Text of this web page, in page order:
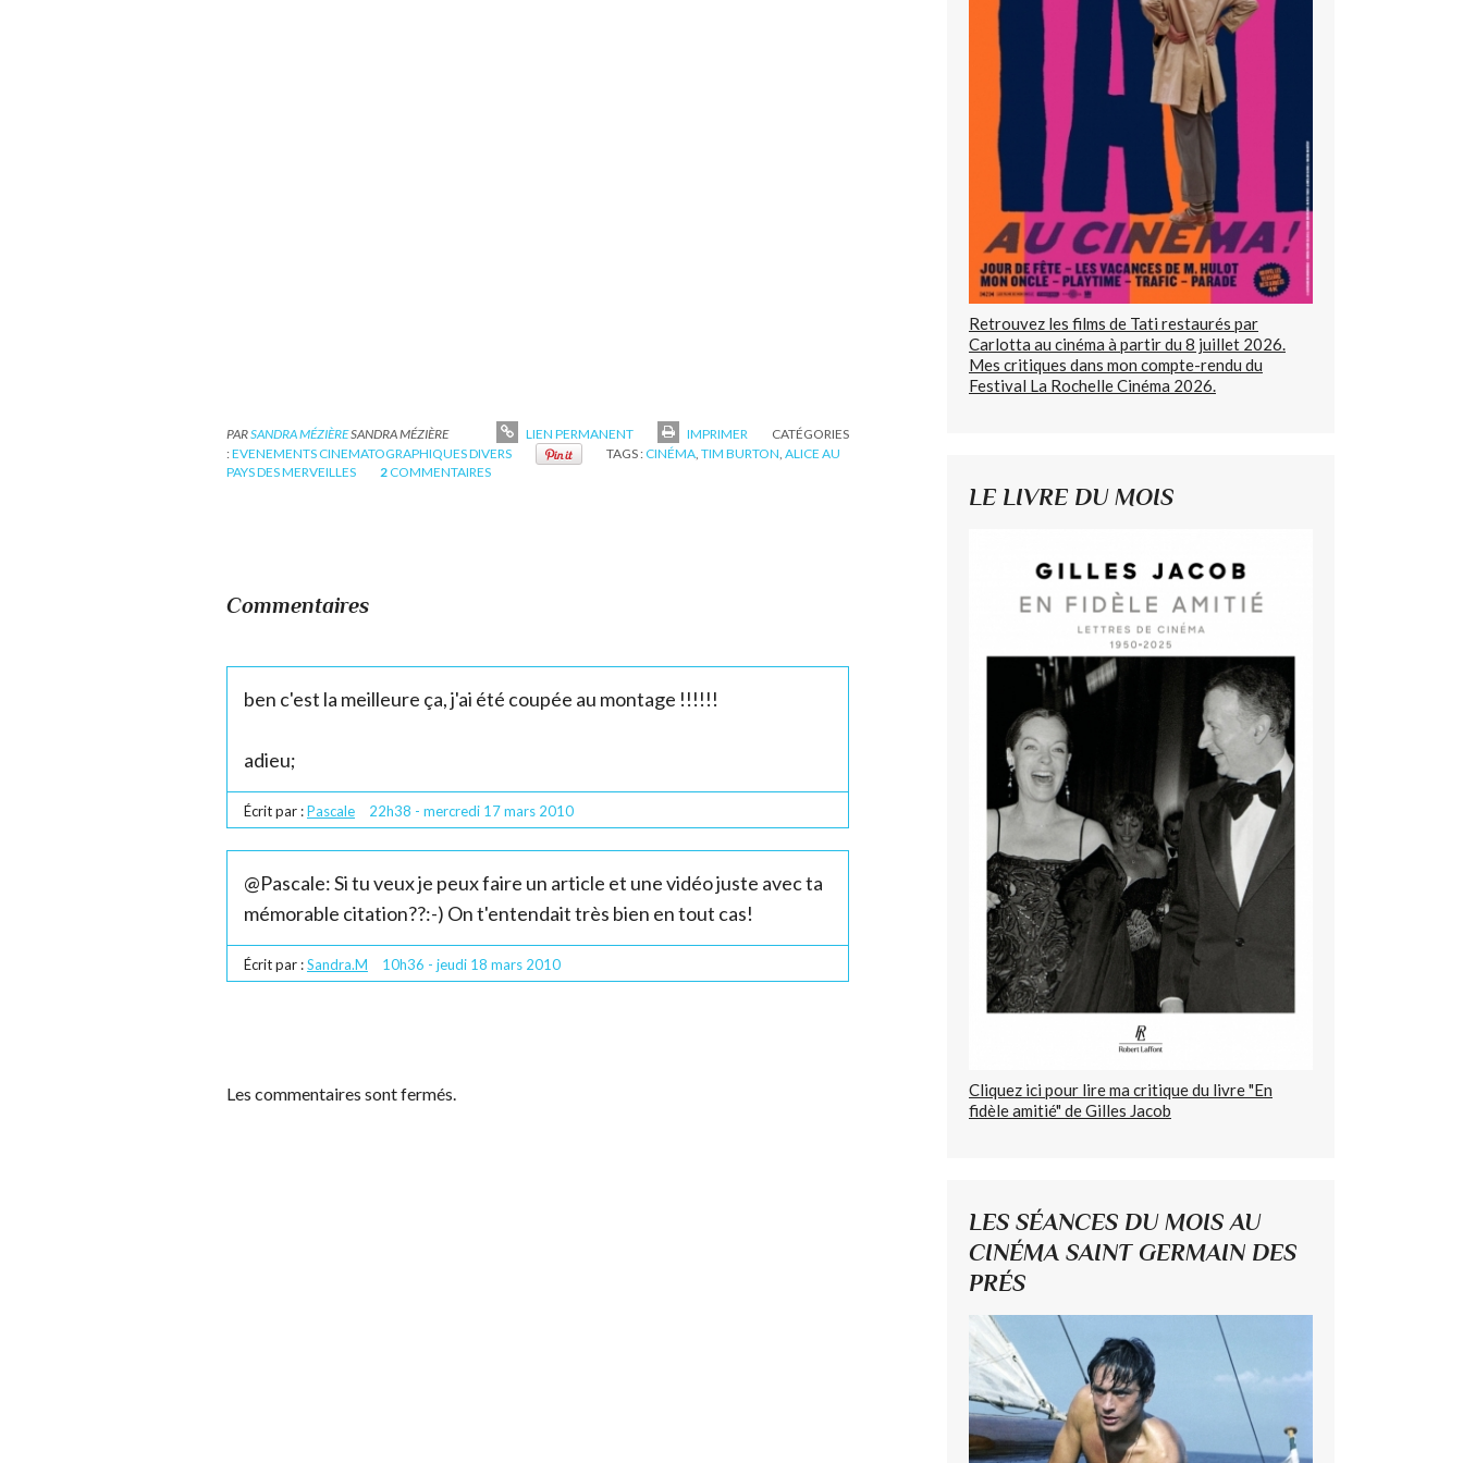
PARSANDRA MÉZIÈRESANDRA MÉZIÈRE LIEN PERMANENT IMPRIMER
CATÉGORIES
:EVENEMENTS CINEMATOGRAPHIQUES DIVERS TAGS : CINÉMA TIM BURTON ALICE AU
PAYS DES MERVEILLES
2 COMMENTAIRES
Commentaires
ben c'est la meilleure ça, j'ai été coupée au montage !!!!!!
adieu;
Écrit par :Pascale 22h38 - mercredi 17mars 2010
@Pascale: Si tu veux je peux faire un article et une vidéo juste avec ta
mémorable citation??:-) On t'entendait très bien en tout cas!
Écrit par :Sandra.M 10h36 - jeudi 18 mars 2010
Les commentaires sont fermés.
Retrouvez les films de Tati restaurés par
Carlotta au cinéma à partir du 8 juillet 2026.
Mes critiques dans mon compte-rendu du
Festival La Rochelle Cinéma 2026.
LE LIVRE DU MOIS
Cliquez ici pour lire ma critique du livre "En
fidèle amitié" de Gilles Jacob
LES SÉANCES DU MOIS AU
CINÉMA SAINT GERMAIN DES
PRÉS